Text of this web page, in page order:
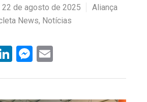
22 de agosto de 2025
Aliança
News, Notícias
LinkedIn
Messenger
Email